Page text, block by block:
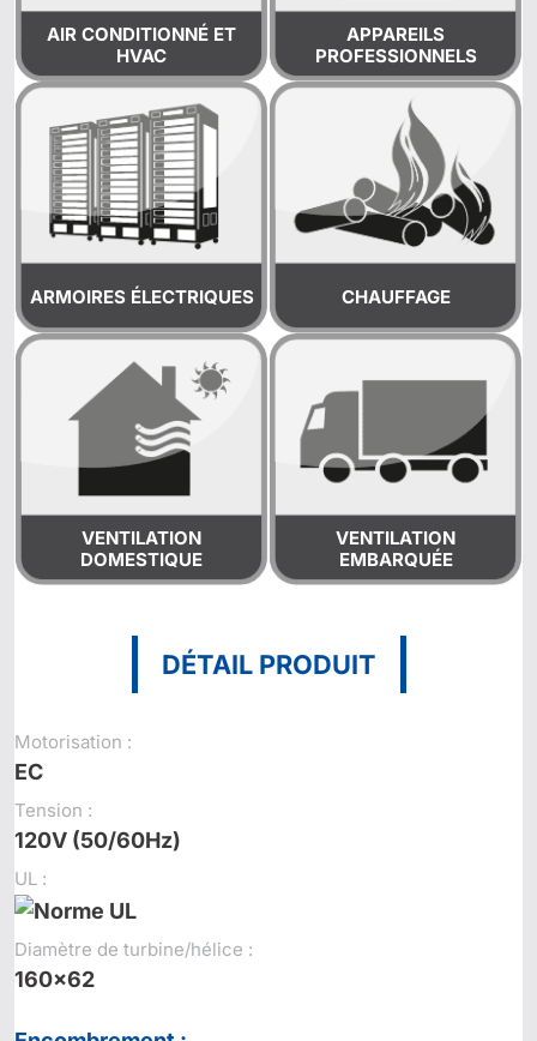
AIR CONDITIONNÉ ET
HVAC
APPAREILS
PROFESSIONNELS
ARMOIRES ÉLECTRIQUES CHAUFFAGE
VENTILATION
DOMESTIQUE
VENTILATION
EMBARQUÉE
DÉTAIL PRODUIT
Motorisation :
EC
Tension :
120V (50/60Hz)
UL :
Diamètre de turbine/hélice :
160x62